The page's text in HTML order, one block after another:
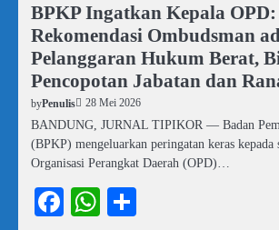
BPKP Ingatkan Kepala
Rekomendasi Ombudsman
Pelanggaran Hukum Berat,
Pencopotan Jabatan dan
byPenulis 28 Mei 2026
BANDUNG, JURNAL TIPIKOR — Badan
(BPKP) mengeluarkan peringatan keras
Organisasi Perangkat Daerah (OPD)…
Facebook
WhatsApp